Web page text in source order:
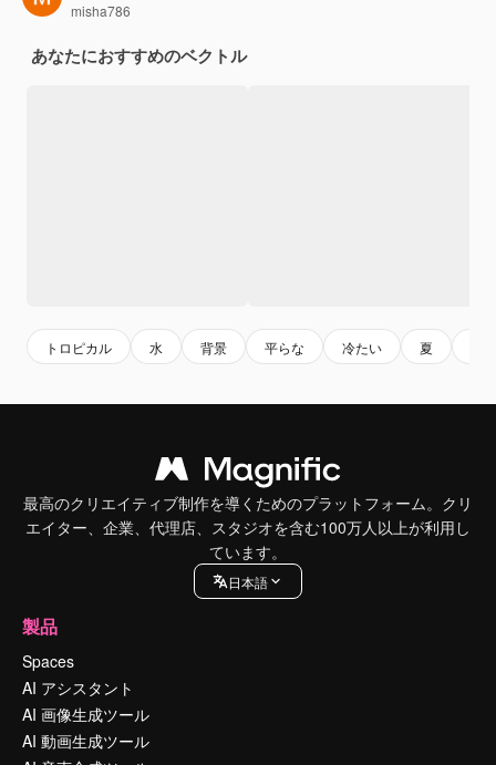
misha786
あなたにおすすめのベクトル
トロピカル 水 背景 平らな 冷たい 夏
最高のクリエイティブ制作を導くためのプラットフォーム。クリ
エイター、企業、代理店、スタジオを含む100万人以上が利用し
ています。
日本語
製品
Spaces
AI アシスタント
AI 画像生成ツール
AI 動画生成ツール